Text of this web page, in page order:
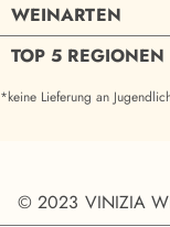
WEINARTEN
TOP 5 REGIONEN
*keine Lieferung an
© 2023 VINIZIA